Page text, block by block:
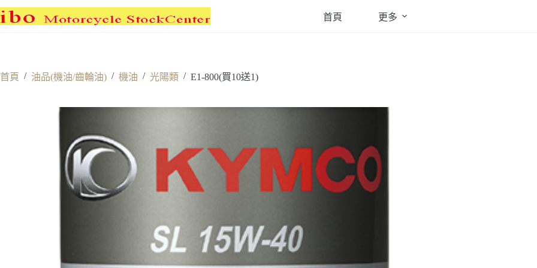
跳
至
容
首頁 更多
首頁 / 油品(機油/齒輪油) / 機油 / 光陽類 / E1-800(買10送1)